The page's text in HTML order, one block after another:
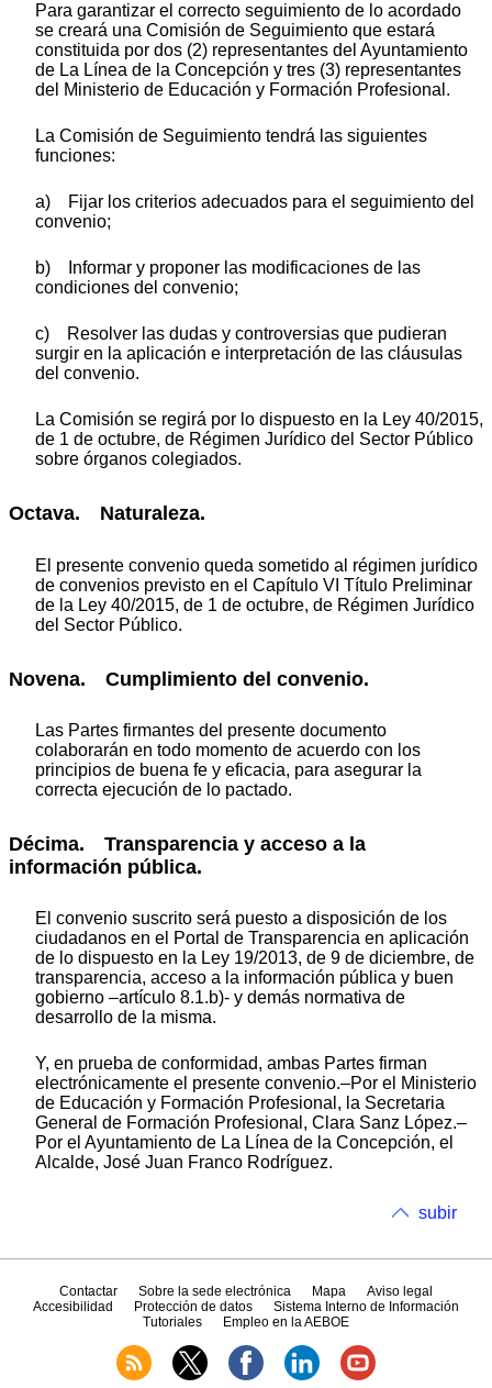
Para garantizar el correcto seguimiento de lo acordado
se creará una Comisión de Seguimiento que estará
constituida por dos (2) representantes del Ayuntamiento
de La Línea de la Concepción y tres (3) representantes
del Ministerio de Educación y Formación Profesional.
La Comisión de Seguimiento tendrá las siguientes
funciones:
a) Fijar los criterios adecuados para el seguimiento del
convenio;
b) Informar y proponer las modificaciones de las
condiciones del convenio;
c) Resolver las dudas y controversias que pudieran
surgir en la aplicación e interpretación de las cláusulas
del convenio.
La Comisión se regirá por lo dispuesto en la Ley 40/2015,
de 1 de octubre, de Régimen Jurídico del Sector Público
sobre órganos colegiados.
Octava. Naturaleza.
El presente convenio queda sometido al régimen jurídico
de convenios previsto en el Capítulo VI Título Preliminar
de la Ley 40/2015, de 1 de octubre, de Régimen Jurídico
del Sector Público.
Novena. Cumplimiento del convenio.
Las Partes firmantes del presente documento
colaborarán en todo momento de acuerdo con los
principios de buena fe y eficacia, para asegurar la
correcta ejecución de lo pactado.
Décima. Transparencia y acceso a la
información pública.
El convenio suscrito será puesto a disposición de los
ciudadanos en el Portal de Transparencia en aplicación
de lo dispuesto en la Ley 19/2013, de 9 de diciembre, de
transparencia, acceso a la información pública y buen
gobierno –artículo 8.1.b)- y demás normativa de
desarrollo de la misma.
Y, en prueba de conformidad, ambas Partes firman
electrónicamente el presente convenio.–Por el Ministerio
de Educación y Formación Profesional, la Secretaria
General de Formación Profesional, Clara Sanz López.–
Por el Ayuntamiento de La Línea de la Concepción, el
Alcalde, José Juan Franco Rodríguez.
subir
Contactar Sobre la sede electrónica Mapa
Aviso legal
Accesibilidad
Protección de datos
Sistema Interno de Información
Tutoriales
Empleo en la AEBOE